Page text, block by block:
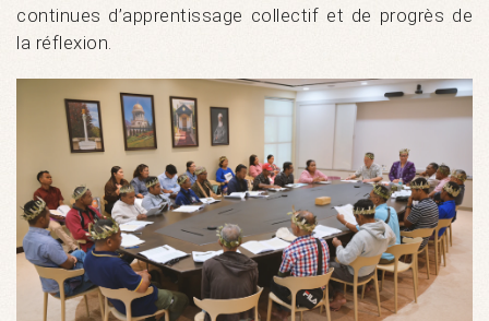
continues d’apprentissage collectif et de progrès de
la réflexion.